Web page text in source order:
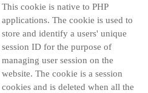
This cookie is native to PHP
applications. The cookie is used to
store and identify a users' unique
session ID for the purpose of
managing user session on the
website. The cookie is a session
cookies and is deleted when all the